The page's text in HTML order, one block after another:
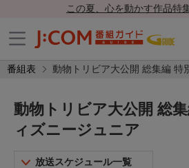
この夏、心を動かす作品特
番組表 動物トリビア大公開 総集編 特
動物トリビア大公開 総
ィズニージュニア
放送スケジュール一覧